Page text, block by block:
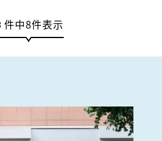
件中8件表示